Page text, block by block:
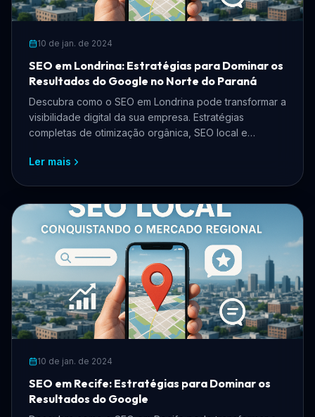
10 de jan. de 2024
SEO em Londrina: Estratégias para Dominar os
Resultados do Google no Norte do Paraná
Descubra como o SEO em Londrina pode transformar a
visibilidade digital da sua empresa. Estratégias
completas de otimização orgânica, SEO local e
Ler mais
10 de jan. de 2024
SEO em Recife: Estratégias para Dominar os
Resultados do Google